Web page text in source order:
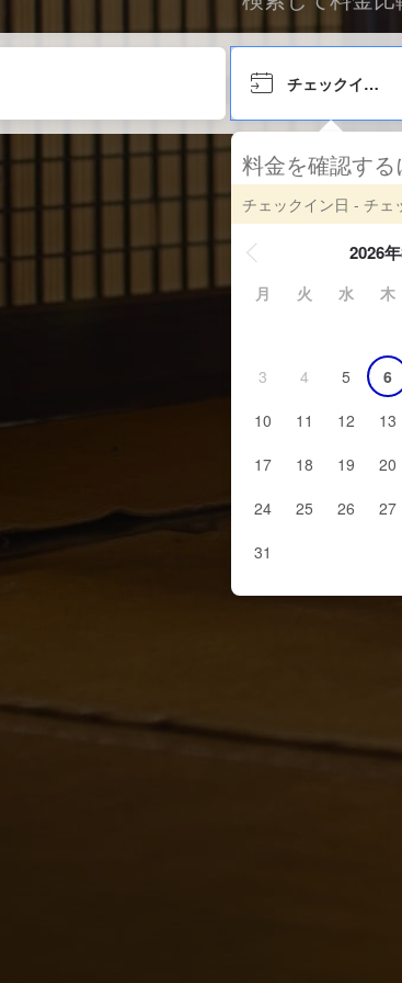
チェックイン日
料金を確認す
チェックイン日 - チェ
2026
月 火 水 木
3
4 5 6
10
11 12 13
17
18 19 20
24
25 26 27
31